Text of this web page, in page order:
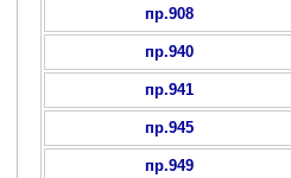
пр.908
пр.940
пр.941
пр.945
пр.949